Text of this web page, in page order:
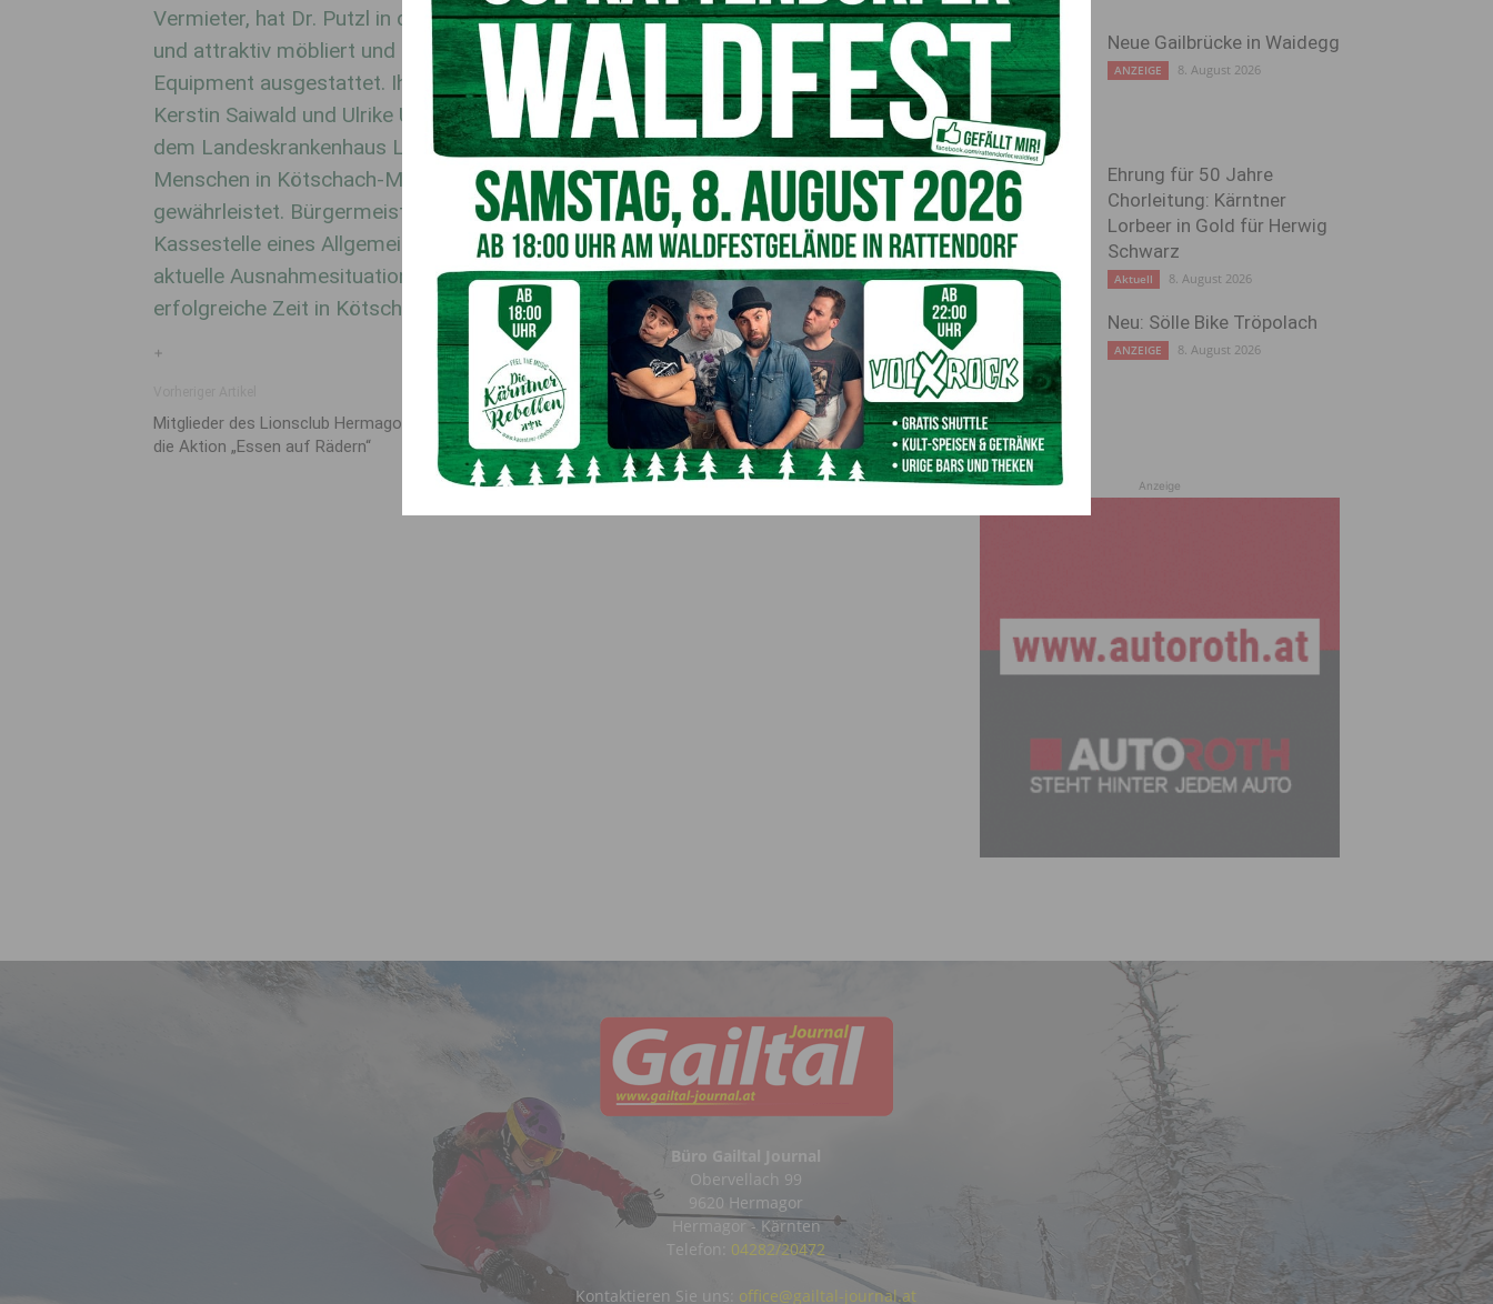
Vermieter, hat Dr. Putzl in den letzten Wochen die Ordination sehr ansprechend
und attraktiv möbliert und mit dem notwendigen technischen medizinischen
Equipment ausgestattet. Ihm zur Seite stehen seine beiden Mitarbeiterinnen
Kerstin Saiwald und Ulrike Unterwelz. Mit den beiden praktischen Ärzten sowie
dem Landeskrankenhaus Laas ist somit die medizinische Versorgung für die
Menschen in Kötschach-Mauthen und im Oberen Gail- und Lesachtal wie früher
gewährleistet. Bürgermeister Walter Hartlieb: „Wie wichtig die Besetzung der 2.
Kassestelle eines Allgemeinmediziners für unsere Region ist, zeigt uns gerade die
aktuelle Ausnahmesituation. Wir wünschen Dr. Putzl alles Gute und eine
erfolgreiche Zeit in Kötschach-Mauthen.“
+
Mitglieder des Lionsclub Hermagor unterstützen
die Aktion „Essen auf Rädern“
Nächster Artikel
Land Kärnten setzt Bundesweisung bezüglich
Schließung von Beherbergungsbetrieben um
Neue Gailbrücke in Waidegg
ANZEIGE 8. August 2026
Ehrung für 50 Jahre
Chorleitung: Kärntner
Lorbeer in Gold für Herwig
Schwarz
Aktuell 8. August 2026
Neu: Sölle Bike Tröpolach
ANZEIGE 8. August 2026
Anzeige
Büro Gailtal Journal
Obervellach 99
9620 Hermagor
Hermagor - Kärnten
Telefon: 04282/20472
Kontaktieren Sie uns: office@gailtal-journal.at